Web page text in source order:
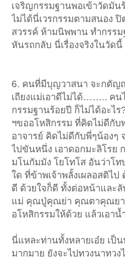
เจริญกรรมฐานพอเข้าวัดมั
ไม่ได้นี่เวรกรรมตามสนอง
สวรรค์ ห้ามนิพพาน ทำกรร
หันรถกลับ นี่เรื่องจริงในวัดนี้
6. คนที่มีบุญวาสนา จะกตัญ
เถียงแม่เอาดีไม่ได้…….. ค
กรรมฐานร้อยปี ก็ไม่ได้อะไ
ฯขออโหสิกรรม ที่คิดไม่ดีกั
อาจารย์ คิดไม่ดีกับพี่ๆน้องๆ
ไปขันหนึ่ง เอาดอกมะลิโรย
มโนกัมมัง โยโทโส อันว่าโ
ใด ที่ข้าพเจ้าพลั้งเผลอสติไป
ดี ด้วยใจก็ดี ทั้งต่อหน้าแล
แม่ คุณปู่คุณย่า คุณตาคุณย
อโหสิกรรมให้ด้วย แล้วเอาน้
นี่แหละท่านทั้งหลายเอ๋ย เ
มากมาย ยังจะไปทวงนาทวง